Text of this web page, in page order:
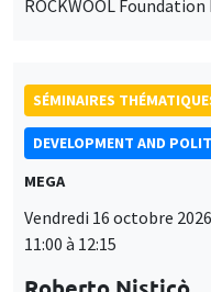
DEVELOPMENT AND
MEGA
Vendredi 16 octobre 2026
11:00 à 12:15
Roberto Nisticò
University of Naples